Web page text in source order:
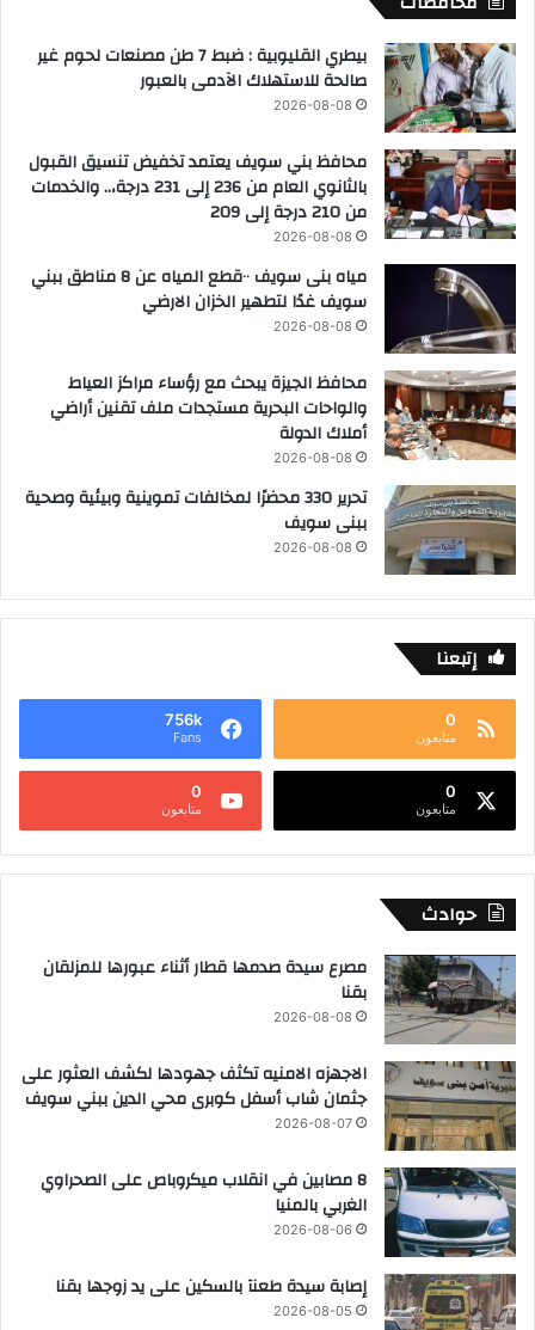
بيطري القليوبية : ضبط 7 طن مصنعات لحوم غير
صالحة للاستهلاك الآدمى بالعبور
2026-08-08
محافظ بني سويف يعتمد تخفيض تنسيق القبول
بالثانوي العام من 236 إلى 231 درجة،.. والخدمات
من 210 درجة إلى 209
2026-08-08
مياه بنى سويف ٠٠قطع المياه عن 8 مناطق ببني
سويف غدًا لتطهير الخزان الارضي
2026-08-08
محافظ الجيزة يبحث مع رؤساء مراكز العياط
والواحات البحرية مستجدات ملف تقنين أراضي
أملاك الدولة
2026-08-08
تحرير 330 محضرًا لمخالفات تموينية وبيئية وصحية
ببنى سويف
2026-08-08
إتبعنا
0
متابعون
756k
Fans
0
متابعون
0
متابعون
حوادث
مصرع سيدة صدمها قطار أثناء عبورها للمزلقان
بقنا
2026-08-08
الاجهزه الامنيه تكثف جهودها لكشف العثور على
جثمان شاب أسفل كوبرى محي الدين ببني سويف
2026-08-07
8 مصابين في انقلاب ميكروباص على الصحراوي
الغربي بالمنيا
2026-08-06
إصابة سيدة طعنآ بالسكين على يد زوجها بقنا
2026-08-05